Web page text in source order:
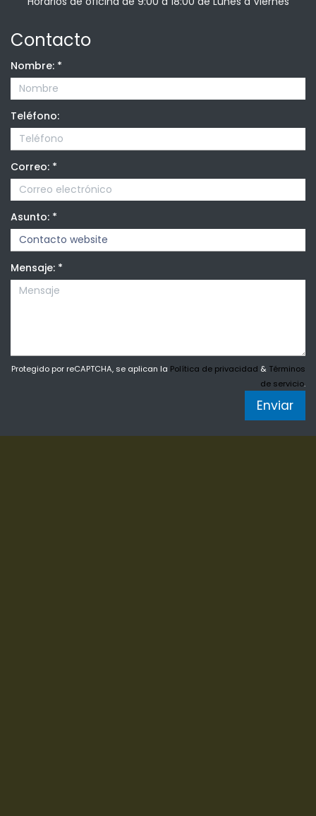
Contacto
Nombre: *
Teléfono:
Correo: *
Asunto: *
Mensaje: *
Protegido por reCAPTCHA, se aplican la Política de privacidad & Términos
de servicio.
Enviar